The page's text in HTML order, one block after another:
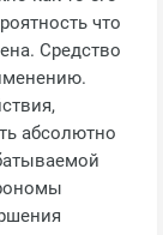
что
Средство
абсолютно